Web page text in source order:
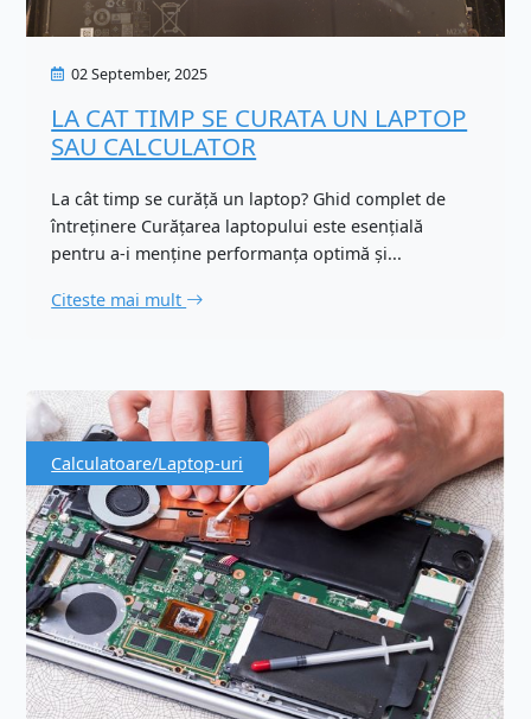
02 September, 2025
LA CAT TIMP SE CURATA UN LAPTOP
SAU CALCULATOR
La cât timp se curăță un laptop? Ghid complet de
întreținere Curățarea laptopului este esențială
pentru a-i menține performanța optimă și...
Citeste mai mult
Calculatoare/Laptop-uri